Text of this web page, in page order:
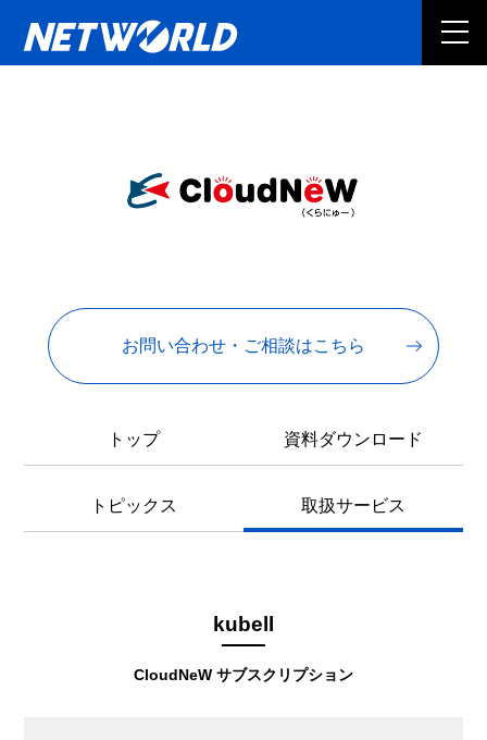
お問い合わせ・ご相談はこちら
トップ 資料ダウンロード
トピックス 取扱サービス
CloudNeW サブスクリプション
kubell